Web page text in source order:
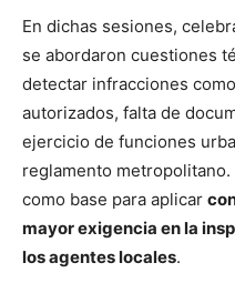
En dichas sesiones,
se abordaron cuestiones
detectar infracciones
autorizados, falta de
ejercicio de funciones
reglamento
como base para aplicar
mayor exigencia en la
los agentes locales.